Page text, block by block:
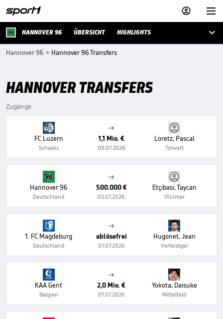


HANNOVER 96 ÜBERSICHT HIGHLIGHTS 
Hannover 96 > Hannover 96 Transfers
HANNOVER TRANSFERS
Zugänge
FC Luzern
Schweiz

1,1 Mio. €
09.07.2026
Loretz, Pascal
Torwart
Hannover 96
Deutschland

500.000 €
03.07.2026
Etçibasi, Taycan
Stürmer
1. FC Magdeburg
Deutschland

ablösefrei
01.07.2026
Hugonet, Jean
Verteidiger
KAA Gent
Belgien

2,0 Mio. €
01.07.2026
Yokota, Daisuke
Mittelfeld